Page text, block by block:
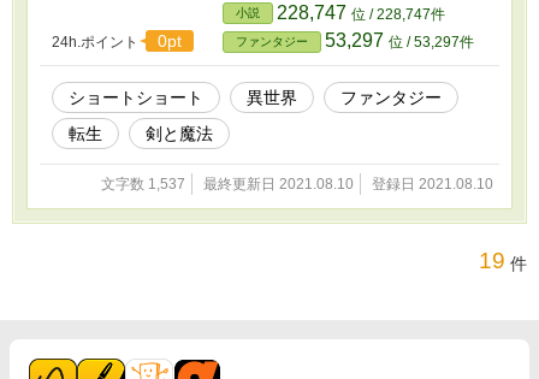
24h.ポイント 0pt
小説 228,747 位 / 228,747件
ファンタジー 53,297 位 / 53,297件
ショートショート 異世界
ファンタジー
転生
剣と魔法
文字数 1,537 最終更新日 2021.08.10 登録日 2021.08.10
19 件